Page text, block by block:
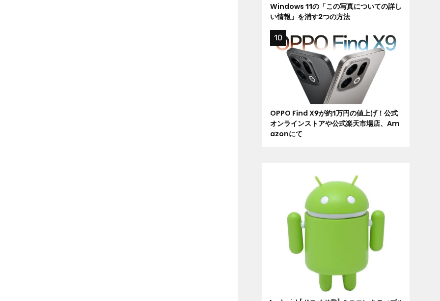
Windows 11の「この写真についての詳し
い情報」を消す2つの方法
OPPO Find X9が約1万円の値上げ！公式
オンラインストアや公式楽天市場店、Am
azonにて